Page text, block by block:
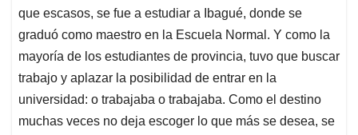
que escasos, se fue a estudiar a Ibagué, donde se
graduó como maestro en la Escuela Normal. Y como la
mayoría de los estudiantes de provincia, tuvo que buscar
trabajo y aplazar la posibilidad de entrar en la
universidad: o trabajaba o trabajaba. Como el destino
muchas veces no deja escoger lo que más se desea, se